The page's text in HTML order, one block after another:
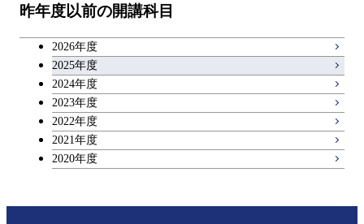
アントレプレナーシップ科目
昨年度以前の開講科目
2026年度
2025年度
2024年度
2023年度
2022年度
2021年度
2020年度